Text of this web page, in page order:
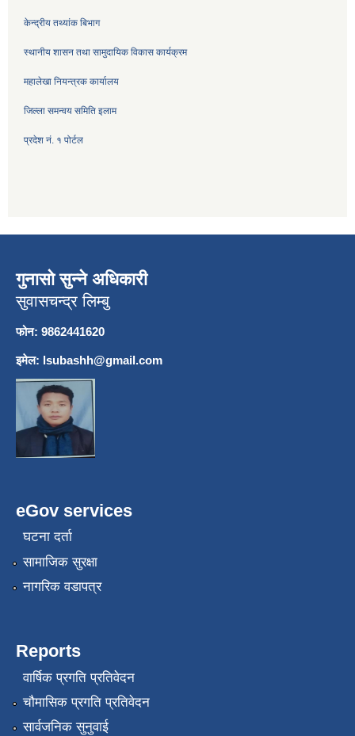
केन्द्रीय तथ्यांक बिभाग
स्थानीय शासन तथा सामुदायिक विकास कार्यक्रम
महालेखा नियन्त्रक कार्यालय
जिल्ला समन्वय समिति इलाम
प्रदेश नं. १ पोर्टल
गुनासो सुन्ने अधिकारी
सुवासचन्द्र लिम्बु
फोन: 9862441620
इमेल: lsubashh@gmail.com
eGov services
घटना दर्ता
सामाजिक सुरक्षा
नागरिक वडापत्र
Reports
वार्षिक प्रगति प्रतिवेदन
चौमासिक प्रगति प्रतिवेदन
सार्वजनिक सुनुवाई